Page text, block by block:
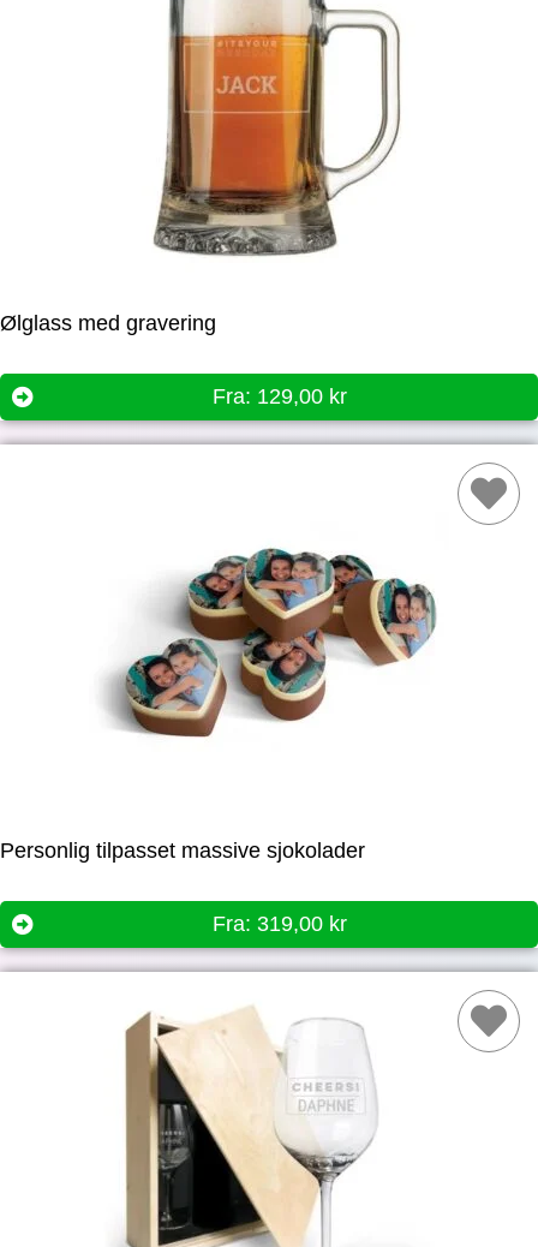
Ølglass med gravering
Fra: 129,00 kr
Personlig tilpasset massive sjokolader
Fra: 319,00 kr